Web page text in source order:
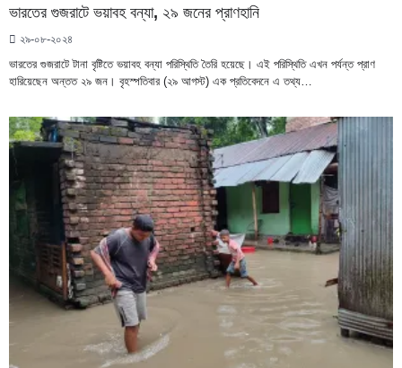
ভারতের গুজরাটে ভয়াবহ বন্যা, ২৯ জনের প্রাণহানি
২৯-০৮-২০২৪
ভারতের গুজরাটে টানা বৃষ্টিতে ভয়াবহ বন্যা পরিস্থিতি তৈরি হয়েছে। এই পরিস্থিতি এখন পর্যন্ত প্রাণ
হারিয়েছেন অন্তত ২৯ জন। বৃহস্পতিবার (২৯ আগস্ট) এক প্রতিবেদনে এ তথ্য…